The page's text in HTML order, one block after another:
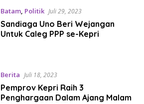
Batam, Politik Juli 29, 2023
Sandiaga Uno Beri Wejangan
Untuk Caleg PPP se-Kepri
Berita Juli 18, 2023
Pemprov Kepri Raih 3
Penghargaan Dalam Ajang Malam